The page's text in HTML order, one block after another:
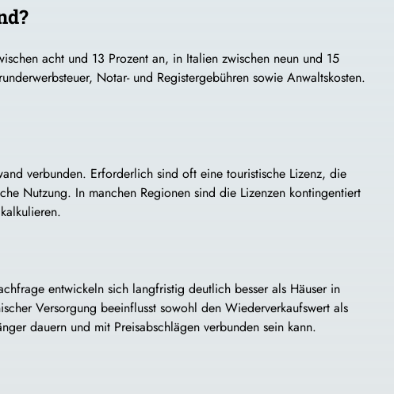
acht und 13 Prozent an, in Italien zwischen neun und 15
Notar- und Registergebühren sowie Anwaltskosten.
verbunden. Erforderlich sind oft eine touristische Lizenz, die
Nutzung. In manchen Regionen sind die Lizenzen kontingentiert
entwickeln sich langfristig deutlich besser als Häuser in
Versorgung beeinflusst sowohl den Wiederverkaufswert als
dauern und mit Preisabschlägen verbunden sein kann.